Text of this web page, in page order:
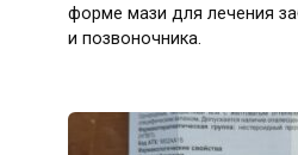
форме мази для лечения
и позвоночника.